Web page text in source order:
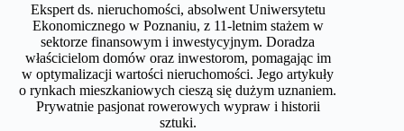
Ekspert ds. nieruchomości, absolwent Uniwersytetu
Ekonomicznego w Poznaniu, z 11-letnim stażem w
sektorze finansowym i inwestycyjnym. Doradza
właścicielom domów oraz inwestorom, pomagając im
w optymalizacji wartości nieruchomości. Jego artykuły
o rynkach mieszkaniowych cieszą się dużym uznaniem.
Prywatnie pasjonat rowerowych wypraw i historii
sztuki.